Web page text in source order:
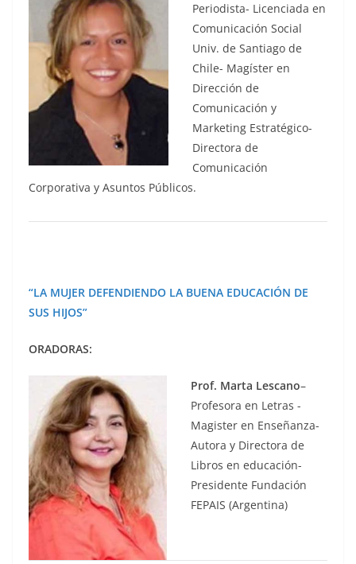
Periodista- Licenciada en
Comunicación Social
Univ. de Santiago de
Chile- Magíster en
Dirección de
Comunicación y
Marketing Estratégico-
Directora de
Comunicación
Corporativa y Asuntos Públicos.
“LA MUJER DEFENDIENDO LA BUENA EDUCACIÓN DE
SUS HIJOS”
ORADORAS:
Prof. Marta Lescano–
Profesora en Letras -
Magister en Enseñanza-
Autora y Directora de
Libros en educación-
Presidente Fundación
FEPAIS (Argentina)